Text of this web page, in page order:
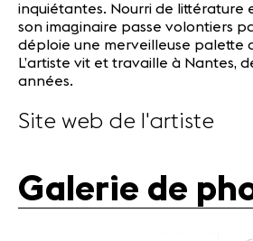
Médias
Revue de
presse
Emplois
Mentions
inquiétantes. Nourri de littérature
son imaginaire passe volontiers
déploie une merveilleuse palette
L’artiste vit et travaille à Nantes,
années.
Site web de l'artiste
Galerie de